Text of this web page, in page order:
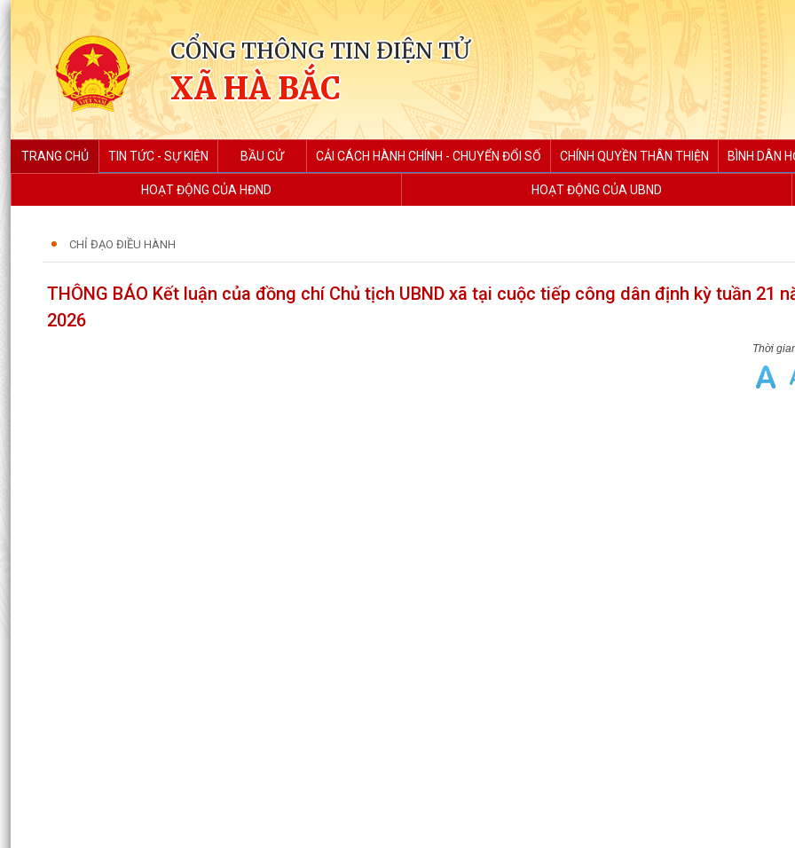
CỔNG THÔNG TIN ĐIỆN TỬ
XÃ HÀ BẮC
TRANG CHỦ TIN TỨC - SỰ KIỆN BẦU CỬ CẢI CÁCH HÀNH CHÍNH - CHUYỂN ĐỔI SỐ CHÍNH QUYỀN THÂN THIỆN BÌNH DÂN
HOẠT ĐỘNG CỦA HĐND HOẠT ĐỘNG CỦA UBND
CHỈ ĐẠO ĐIỀU HÀNH
THÔNG BÁO Kết luận của đồng chí Chủ tịch UBND xã tại cuộc tiếp công dân định kỳ tuần 21
2026